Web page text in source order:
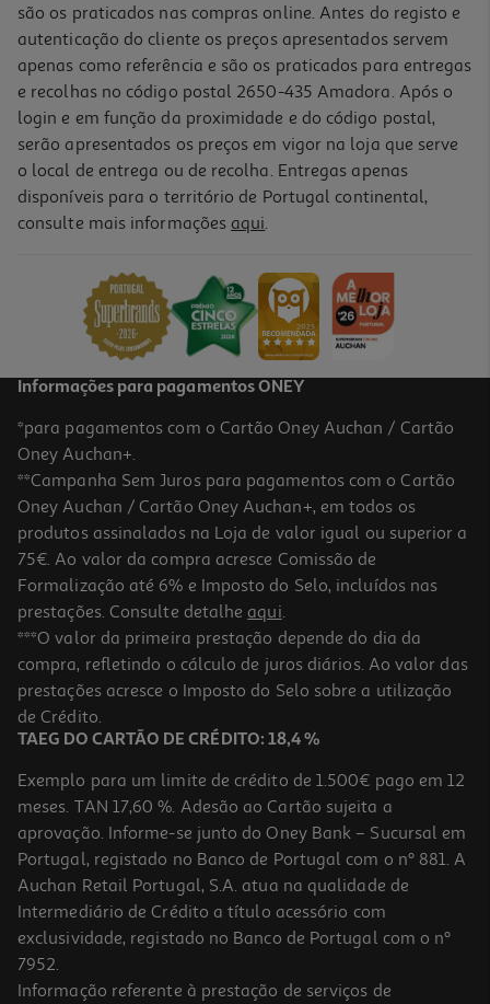
Iogurte Liquido Danone Straciatella 4x155g
-40%
4.7
Iogurte Liquido Danone Morango Poupança 8x155g
2.09 €/Kg
Price reduced from
4,29 €to
2,59 €
Promoção
são os praticados nas compras online. Antes do registo e
autenticação do cliente os preços apresentados servem
apenas como referência e são os praticados para entregas
e recolhas no código postal 2650-435 Amadora. Após o
login e em função da proximidade e do código postal,
serão apresentados os preços em vigor na loja que serve
o local de entrega ou de recolha. Entregas apenas
disponíveis para o território de Portugal continental,
consulte mais informações aqui.
Informações para pagamentos ONEY
*para pagamentos com o Cartão Oney Auchan / Cartão
Oney Auchan+.
**Campanha Sem Juros para pagamentos com o Cartão
Oney Auchan / Cartão Oney Auchan+, em todos os
produtos assinalados na Loja de valor igual ou superior a
75€. Ao valor da compra acresce Comissão de
Formalização até 6% e Imposto do Selo, incluídos nas
prestações. Consulte detalhe aqui.
***O valor da primeira prestação depende do dia da
compra, refletindo o cálculo de juros diários. Ao valor das
prestações acresce o Imposto do Selo sobre a utilização
de Crédito.
TAEG DO CARTÃO DE CRÉDITO: 18,4 %
Exemplo para um limite de crédito de 1.500€ pago em 12
meses. TAN 17,60 %. Adesão ao Cartão sujeita a
aprovação. Informe-se junto do Oney Bank – Sucursal em
Portugal, registado no Banco de Portugal com o nº 881. A
Auchan Retail Portugal, S.A. atua na qualidade de
Intermediário de Crédito a título acessório com
exclusividade, registado no Banco de Portugal com o nº
7952.
Informação referente à prestação de serviços de